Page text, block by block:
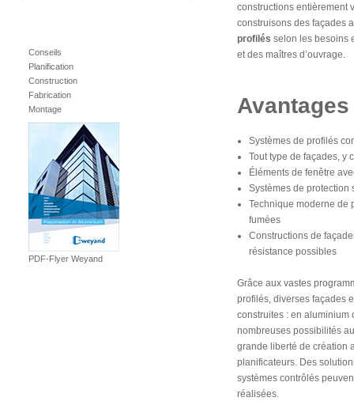
Conseils
Planification
Construction
Fabrication
Montage
PDF-Flyer Weyand
constructions entièrement
construisons des façades
profilés selon les besoins
et des maîtres d’ouvrage.
Avantages
Systèmes de profilés
Tout type de façades, y
Éléments de fenêtre
Systèmes de protection
Technique moderne de
fumées
Constructions de
résistance possibles
Grâce aux vastes
profilés, diverses façades
construites : en aluminium
nombreuses possibilités
grande liberté de création
planificateurs. Des
systèmes contrôlés
réalisées.